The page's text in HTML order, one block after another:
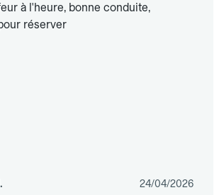
à l'heure, bonne conduite,
réserver
24/04/2026